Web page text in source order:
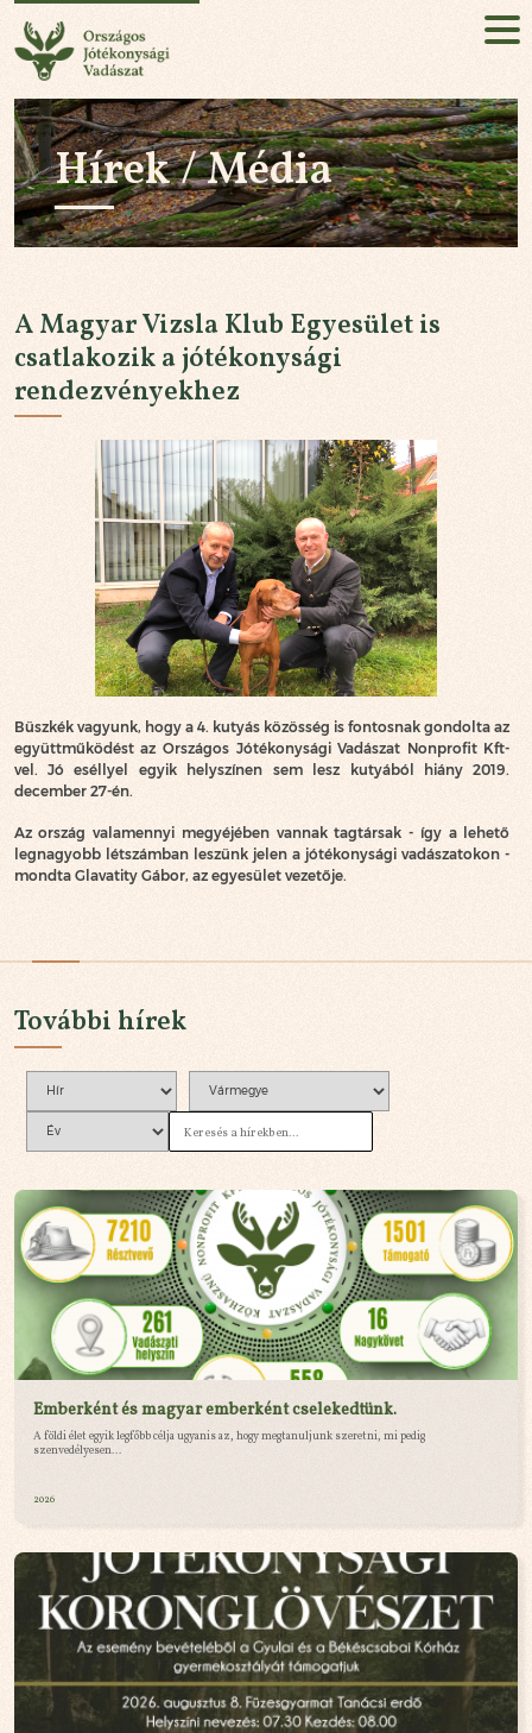
HU EN
Jelentkezés!
RÓLUNK
AZ ESEMÉNY
HÍREK / MÉDIA
PARTNEREK
KAPCSOLAT
Hírek / Média
A Magyar Vizsla Klub Egyesület is
csatlakozik a jótékonysági
rendezvényekhez
Büszkék vagyunk, hogy a 4. kutyás közösség is fontosnak gondolta az
együttműködést az Országos Jótékonysági Vadászat Nonprofit Kft-
vel. Jó eséllyel egyik helyszínen sem lesz kutyából hiány 2019.
december 27-én.
Az ország valamennyi megyéjében vannak tagtársak - így a lehető
legnagyobb létszámban leszünk jelen a jótékonysági vadászatokon -
mondta Glavatity Gábor, az egyesület vezetője.
További hírek
Emberként és magyar emberként cselekedtünk.
A földi élet egyik legfőbb célja ugyanis az, hogy megtanuljunk szeretni, mi pedig
szenvedélyesen...
2026